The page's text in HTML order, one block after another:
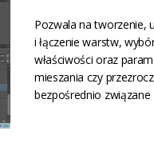
Pozwala na tworzenie,
i łączenie warstw,
właściwości oraz
mieszania czy
bezpośrednio